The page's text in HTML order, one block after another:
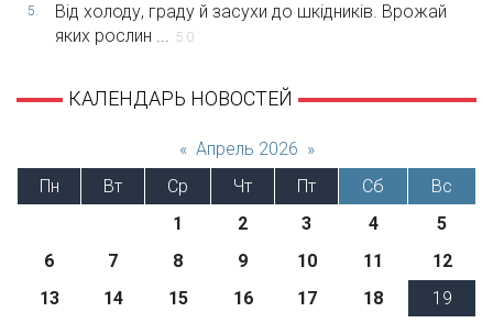
5.
Від холоду, граду й засухи до шкідників. Врожай
яких рослин ... 5.0
КАЛЕНДАРЬ НОВОСТЕЙ
« Апрель 2026 »
Пн
Вт Ср Чт Пт Сб
Вс
1
2 3 4
5
6
7 8 9 10 11
12
13
14 15 16 17 18
19